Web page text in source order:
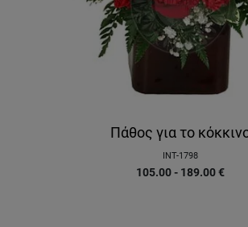
Πάθος για το
INT-1798
105.00 - 189.00€